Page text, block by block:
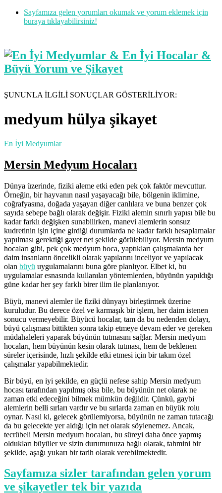
Sayfamıza gelen yorumları okumak ve yorum eklemek için
buraya tıklayabilirsiniz!
ŞUNUNLA İLGİLİ SONUÇLAR GÖSTERİLİYOR:
medyum hülya şikayet
En İyi Medyumlar
Mersin Medyum Hocaları
Dünya üzerinde, fiziki aleme etki eden pek çok faktör mevcuttur.
Örneğin, bir hayvanın nasıl yaşayacağı bile, bölgenin iklimine,
coğrafyasına, doğada yaşayan diğer canlılara ve buna benzer çok
sayıda sebepe bağlı olarak değişir. Fiziki alemin sınırlı yapısı bile bu
kadar farklı değişken sunabilirken, manevi alemlerin sonsuz
kudretinin işin içine girdiği durumlarda ne kadar farklı hesaplamalar
yapılması gerektiği gayet net şekilde görülebiliyor. Mersin medyum
hocaları gibi, pek çok medyum hoca, yaptıkları çalışmalarda her
daim insanların öncelikli olarak yapılarını inceliyor ve yapılacak
olan büyü uygulamalarını buna göre planlıyor. Elbet ki, bu
uygulamalar esnasında kullanılan yöntemlerden, büyünün yapıldığı
güne kadar her şey farklı birer ilim ile planlanıyor.
Büyü, manevi alemler ile fiziki dünyayı birleştirmek üzerine
kuruludur. Bu derece özel ve karmaşık bir işlem, her daim istenen
sonucu vermeyebilir. Büyücü hocalar, tam da bu nedenden dolayı,
büyü çalışması bittikten sonra takip etmeye devam eder ve gereken
müdahaleleri yaparak büyünün tutmasını sağlar. Mersin medyum
hocaları, hem büyünün kesin olarak tutması, hem de beklenen
süreler içerisinde, hızlı şekilde etki etmesi için bir takım özel
çalışmalar yapabilmektedir.
Bir büyü, en iyi şekilde, en güçlü nefese sahip Mersin medyum
hocası tarafından yapılmış olsa bile, bu büyünün net olarak ne
zaman etki edeceğini bilmek mümkün değildir. Çünkü, gaybi
alemlerin belli sırları vardır ve bu sırlarda zaman en büyük rolu
oynar. Nasıl ki, gelecek görülemiyorsa, büyünün ne zaman tutacağı
da bu gelecekte yer aldığı için net olarak söylenemez. Ancak,
tecrübeli Mersin medyum hocaları, bu süreyi daha önce yapmış
oldukları büyüler ve sizin durumunuza bağlı olarak, tahmini bir
şekilde, aşağı yukarı bir tarih olarak verebilmektedir.
Sayfamıza sizler tarafından gelen yorum
ve şikayetler tek bir yazıda